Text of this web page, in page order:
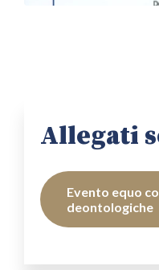
Allegati
Evento equo
deontologiche